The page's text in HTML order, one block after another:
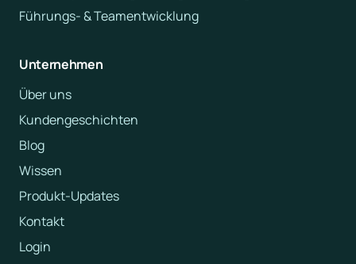
Führungs- & Teamentwicklung
Unternehmen
Über uns
Kundengeschichten
Blog
Wissen
Produkt-Updates
Kontakt
Login